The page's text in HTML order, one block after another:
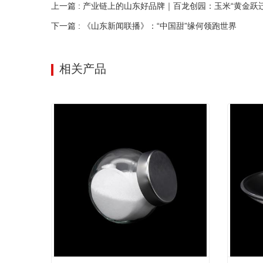
上一篇 : 产业链上的山东好品牌｜百龙创园：玉米“黄金跃
下一篇 : 《山东新闻联播》：“中国甜”缘何领跑世界
相关产品